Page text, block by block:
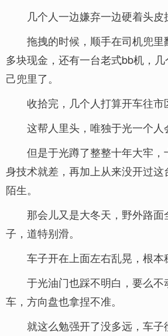
几个人一边嫌弃一边硬着头皮
拖拽的时候，顺手在司机兜
多块现金，还有一台老式bb机，
己兜里了。
收拾完，几个人打算开车往市
这帮人里头，唯独于光一个人
但是于光蹲了整整十年大牢
身技术就差，再加上从来没开过
陌生。
那会儿又是大冬天，野外路面
子，道特别滑。
车子开在上面左右乱晃，根本
于光油门也踩不明白，要么
车，方向盘也拿捏不准。
就这么勉强开了没多远，车